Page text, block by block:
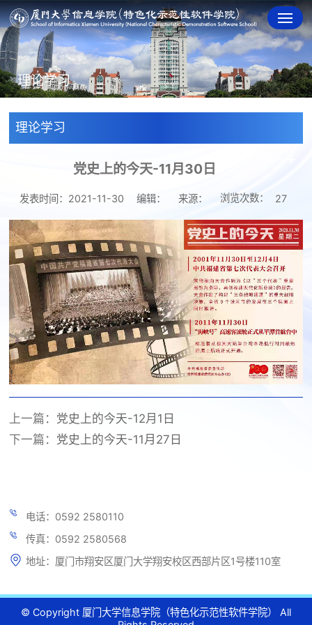
理论学习
理论学习
党史上的今天-11月30日
发表时间：2021-11-30 编辑： 来源： 浏览次数： 27
上一篇： 党史上的今天-12月1日
下一篇： 党史上的今天-11月27日
电话：0592 2580110
传真：0592 2580568
地址：厦门市翔安区厦门大学翔安校区西部片区1号楼110室
© Copyright 厦门大学信息学院（特色化示范性软件学院） All